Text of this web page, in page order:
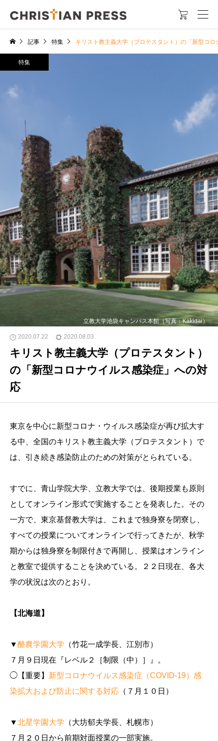

記事 特集 キリスト教主義大学（プロテスタント）の「新型コ
立教大学池袋キャンパス本館（写真：Kakidai）
特集
2020.07.22 2020.08.03
キリスト教主義大学（プロテスタント）
の「新型コロナウイルス感染症」への対
応
東京を中心に新型コロナ・ウイルス感染症が再び拡大す
る中、全国のキリスト教主義大学（プロテスタント）で
は、引き続き感染防止のための対策がとられている。
すでに、青山学院大学、立教大学では、後期授業も原則
としてオンライン形式で実施することを発表した。その
一方で、東京基督教大学は、これまで独身寮を閉寮し、
すべての授業についてオンラインで行ってきたが、秋学
期からは独身寮を制限付きで再開し、授業はオンライン
と教室で提供することを決めている。２２日現在、各大
学の状況は次のとおり。
【北海道】
▼酪農学園大学 （竹花一成学長、江別市）
７月９日現在『レベル２［制限（中）］』。
◯【重要】 新型コロナウイルス感染症（COVID-19）感
染拡大および防止に関する対応 （７月１０日）
▼北星学園大学 （大坊郁夫学長、札幌市）
７月２０日から前期対面授業の一部実施。